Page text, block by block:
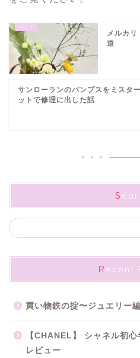
メルカリ
道
サンローランのパンプスをミスタ
ットで修理に出した話
買い物鉄の掟〜ジュエリー
【CHANEL】 シャネル初
レビュー